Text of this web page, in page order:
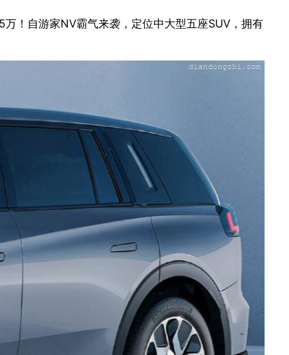
！自游家NV霸气来袭，定位中大型五座SUV，拥有